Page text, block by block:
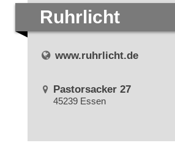
Ruhrlicht
www.ruhrlicht.de
Pastorsacker 27
45239 Essen